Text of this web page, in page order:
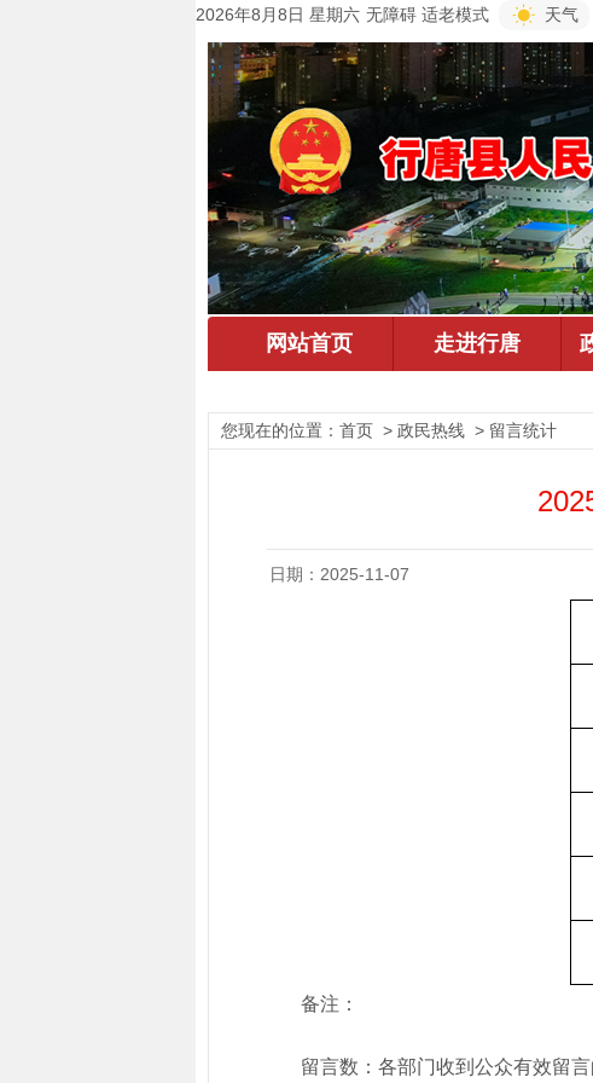
2026年8月8日 星期六 无障碍 适老模式 天气
您现在的位置： 首页 > 政民热线 > 留言统计
日期：2025-11-07
备注：
留言数：各部门收到公众有效留言